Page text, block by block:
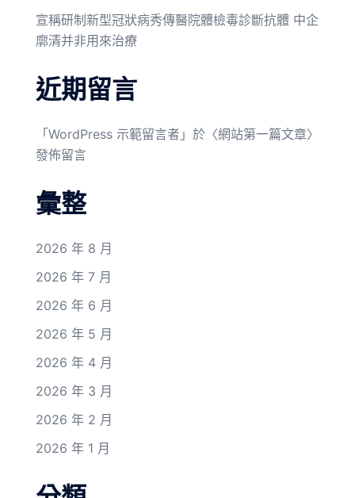
宣稱研制新型冠狀病秀傳醫院體檢毒診斷抗體 中企
廓清并非用來治療
近期留言
「 WordPress 示範留言者 」於〈網站第一篇文章〉
發佈留言
彙整
2026 年 8 月
2026 年 7 月
2026 年 6 月
2026 年 5 月
2026 年 4 月
2026 年 3 月
2026 年 2 月
2026 年 1 月